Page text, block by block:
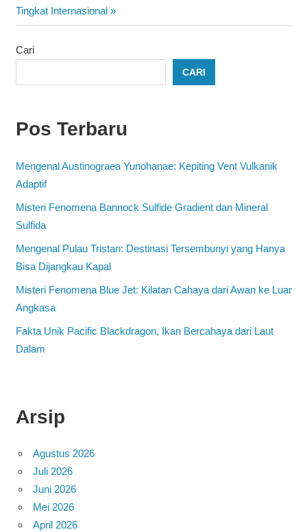
Post:
Tingkat Internasional
Cari
CARI
Pos Terbaru
Mengenal Austinograea Yunohanae: Kepiting Vent Vulkanik
Adaptif
Misteri Fenomena Bannock Sulfide Gradient dan Mineral
Sulfida
Mengenal Pulau Tristan: Destinasi Tersembunyi yang Hanya
Bisa Dijangkau Kapal
Misteri Fenomena Blue Jet: Kilatan Cahaya dari Awan ke Luar
Angkasa
Fakta Unik Pacific Blackdragon, Ikan Bercahaya dari Laut
Dalam
Arsip
Agustus 2026
Juli 2026
Juni 2026
Mei 2026
April 2026